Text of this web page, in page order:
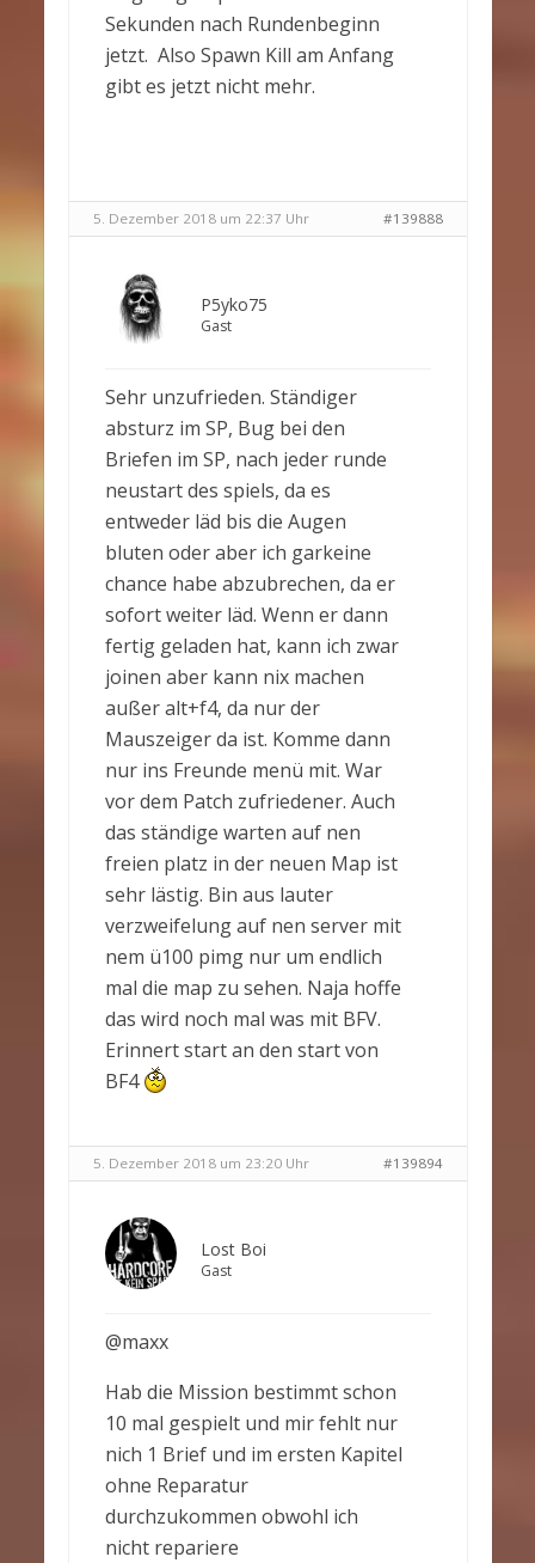
Sekunden nach Rundenbeginn
jetzt. Also Spawn Kill am Anfang
gibt es jetzt nicht mehr.
5. Dezember 2018 um 22:37 Uhr #139888
P5yko75
Gast
Sehr unzufrieden. Ständiger
absturz im SP, Bug bei den
Briefen im SP, nach jeder runde
neustart des spiels, da es
entweder läd bis die Augen
bluten oder aber ich garkeine
chance habe abzubrechen, da er
sofort weiter läd. Wenn er dann
fertig geladen hat, kann ich zwar
joinen aber kann nix machen
außer alt+f4, da nur der
Mauszeiger da ist. Komme dann
nur ins Freunde menü mit. War
vor dem Patch zufriedener. Auch
das ständige warten auf nen
freien platz in der neuen Map ist
sehr lästig. Bin aus lauter
verzweifelung auf nen server mit
nem ü100 pimg nur um endlich
mal die map zu sehen. Naja hoffe
das wird noch mal was mit BFV.
Erinnert start an den start von
BF4
5. Dezember 2018 um 23:20 Uhr #139894
Lost Boi
Gast
@maxx
Hab die Mission bestimmt schon
10 mal gespielt und mir fehlt nur
nich 1 Brief und im ersten Kapitel
ohne Reparatur
durchzukommen obwohl ich
nicht repariere